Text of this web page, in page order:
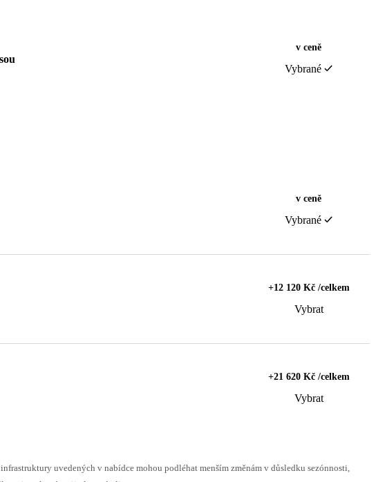
v ceně
Vybrané
v ceně
Vybrané
+12 120 Kč /celkem
Vybrat
+21 620 Kč /celkem
Vybrat
uvedených v nabídce mohou podléhat menším změnám v důsledku sezónnosti,